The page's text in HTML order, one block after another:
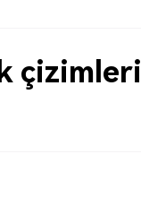
çizimleri